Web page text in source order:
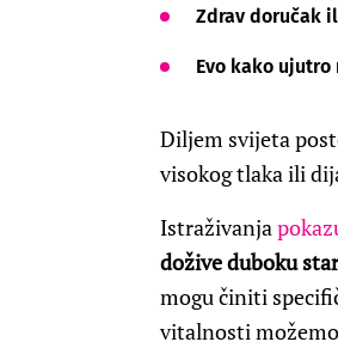
Zdrav doručak
Evo kako
Diljem svijeta
visokog tlaka ili
Istraživanja
dožive duboku
mogu činiti
vitalnosti